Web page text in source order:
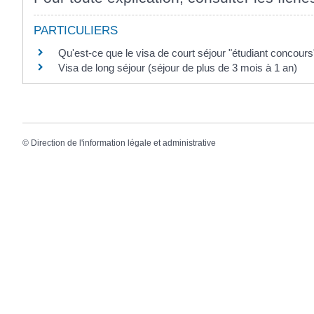
PARTICULIERS
Qu'est-ce que le visa de court séjour "étudiant
Visa de long séjour (séjour de plus de 3 mois à 1 an)
© Direction de l'information légale et administrative